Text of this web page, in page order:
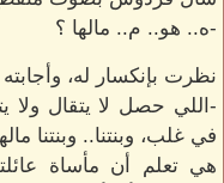
-ه.. هو.. م.. مالها ؟
نظرت بإنكسار له،
-اللي حصل لا يتقال ولا
في غلب، وبنتنا.. وبنتنا
هي تعلم أن مأساة